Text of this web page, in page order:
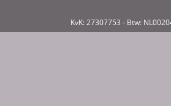
KvK: 27307753 - Btw: